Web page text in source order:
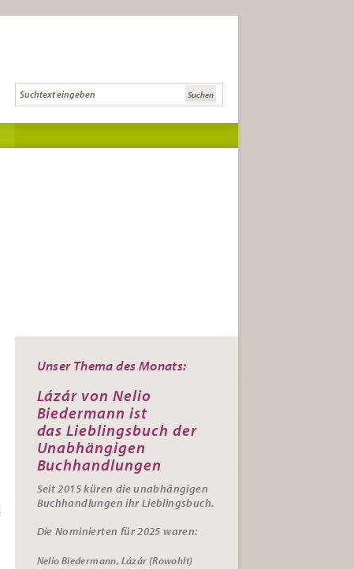
Unser Thema des Monats:
Lázár von Nelio
Biedermann ist
dasLieblingsbuch der
Unabhängigen
Buchhandlungen
Seit 2015 küren die unabhängigen
Buchhandlungen ihr Lieblingsbuch.
Die Nominierten für 2025 waren:
Nelio Biedermann, Lázár (Rowohlt)